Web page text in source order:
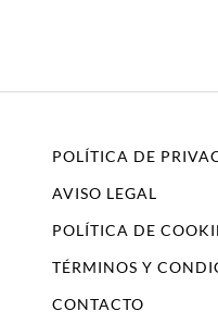
POLÍTICA DE
AVISO LEGAL
POLÍTICA DE
TÉRMINOS Y
CONTACTO